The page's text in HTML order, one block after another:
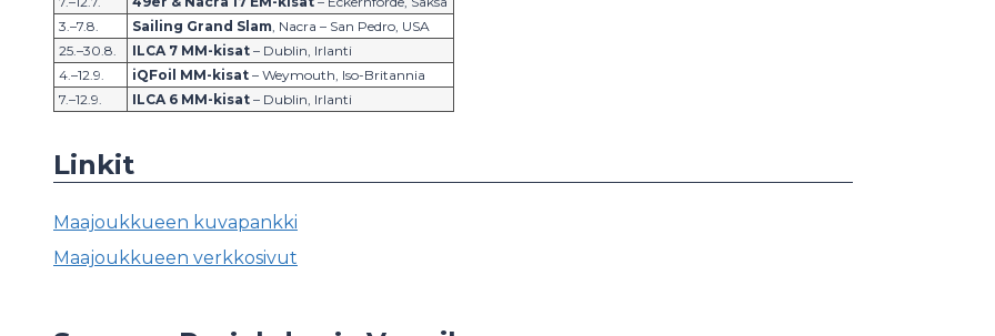
3.–7.8.
Sailing Grand Slam, Nacra – San Pedro, USA
25.–30.8.
ILCA 7 MM-kisat – Dublin, Irlanti
4.–12.9.
iQFoil MM-kisat – Weymouth, Iso-Britannia
7.–12.9.
ILCA 6 MM-kisat – Dublin, Irlanti
Linkit
Maajoukkueen kuvapankki
Maajoukkueen verkkosivut